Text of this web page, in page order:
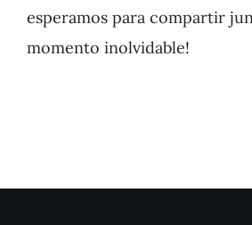
esperamos para compartir
momento inolvidable!